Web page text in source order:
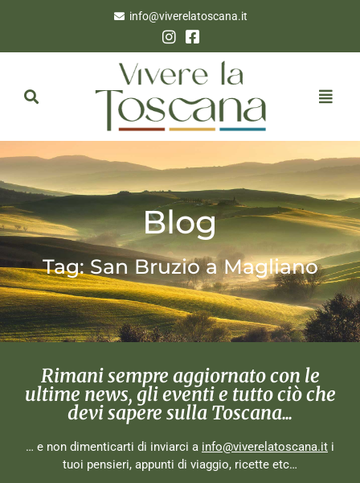
info@viverelatoscana.it
Blog
Tag: San Bruzio a Magliano
Rimani sempre aggiornato con le
ultime news, gli eventi e tutto ciò che
devi sapere sulla Toscana...
… e non dimenticarti di inviarci a info@viverelatoscana.it i
tuoi pensieri, appunti di viaggio, ricette etc…